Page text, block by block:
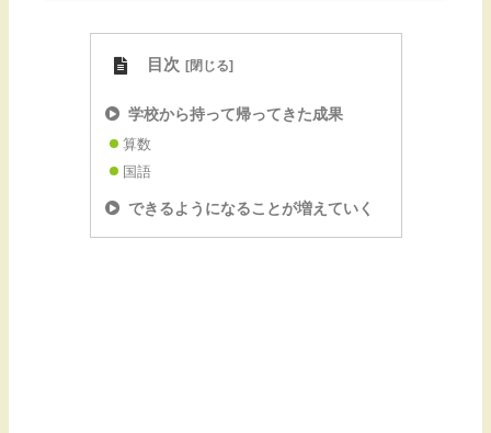
目次
学校から持って帰ってきた成果
算数
国語
できるようになることが増えていく